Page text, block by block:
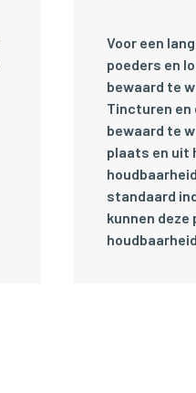
Voor een
poeders en
bewaard te
Tincturen en
bewaard te
plaats en uit
standaard
kunnen deze